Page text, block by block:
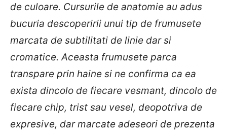
de culoare. Cursurile de anatomie au adus
bucuria descoperirii unui tip de frumusete
marcata de subtilitati de linie dar si
cromatice. Aceasta frumusete parca
transpare prin haine si ne confirma ca ea
exista dincolo de fiecare vesmant, dincolo de
fiecare chip, trist sau vesel, deopotriva de
expresive, dar marcate adeseori de prezenta